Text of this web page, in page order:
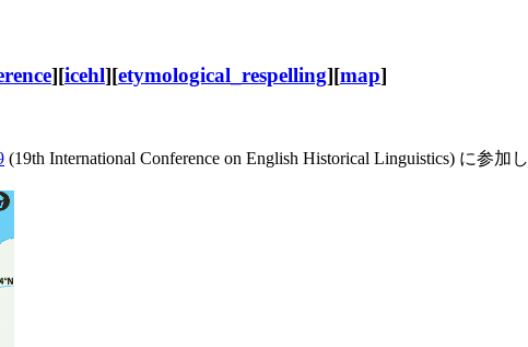
][icehl][etymological_respelling][map]
(19th International Conference on English Historical Linguistics) に参加